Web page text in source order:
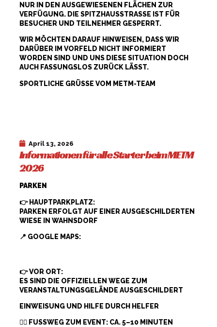
NUR IN DEN AUSGEWIESENEN FLÄCHEN ZUR
VERFÜGUNG. DIE SPITZHAUSSTRASSE IST FÜR B
ESUCHER UND TEILNEHMER GESPERRT.
WIR MÖCHTEN DARAUF HINWEISEN, DASS WIR
DARÜBER IM VORFELD NICHT INFORMIERT
WORDEN SIND UND UNS DIESE SITUATION DOCH
AUCH FASSUNGSLOS ZURÜCK LÄSST.
SPORTLICHE GRÜSSE VOM METM-TEAM
April 13, 2026
Informationen für alle Starter beim METM
2026
PARKEN
👉 HAUPTPARKPLATZ:
PARKEN ERFOLGT AUF EINER AUSGESCHILDERTEN
WIESE IN WAHNSDORF
📍 GOOGLE MAPS:
👉 VOR ORT:
ES SIND DIE OFFIZIELLEN WEGE ZUM
VERANSTALTUNGSGELÄNDE AUSGESCHILDERT
EINWEISUNG UND HILFE DURCH HELFER
🚶‍♂️ FUSSWEG ZUM EVENT: CA. 5–10 MINUTEN (